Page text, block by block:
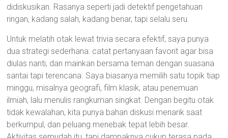
didiskusikan. Rasanya seperti jadi detektif pengetahuan
ringan, kadang salah, kadang benar, tapi selalu seru.
Untuk melatih otak lewat trivia secara efektif, saya punya
dua strategi sederhana: catat pertanyaan favorit agar bisa
diulas nanti, dan mainkan bersama teman dengan suasana
santai tapi terencana. Saya biasanya memilih satu topik tiap
minggu, misalnya geografi, film klasik, atau penemuan
ilmiah, lalu menulis rangkuman singkat. Dengan begitu otak
tidak kewalahan, kita punya bahan diskusi menarik saat
berkumpul, dan peluang menebak tepat lebih besar.